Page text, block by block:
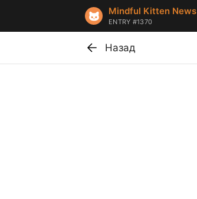
Mindful Kitten News
ENTRY #1370
Назад